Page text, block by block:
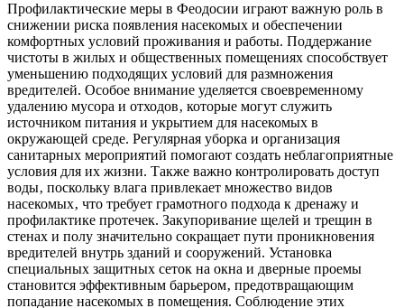
Профилактические меры в Феодосии играют важную роль в
снижении риска появления насекомых и обеспечении
комфортных условий проживания и работы. Поддержание
чистоты в жилых и общественных помещениях способствует
уменьшению подходящих условий для размножения
вредителей. Особое внимание уделяется своевременному
удалению мусора и отходов‚ которые могут служить
источником питания и укрытием для насекомых в
окружающей среде. Регулярная уборка и организация
санитарных мероприятий помогают создать неблагоприятные
условия для их жизни. Также важно контролировать доступ
воды‚ поскольку влага привлекает множество видов
насекомых‚ что требует грамотного подхода к дренажу и
профилактике протечек. Закупоривание щелей и трещин в
стенах и полу значительно сокращает пути проникновения
вредителей внутрь зданий и сооружений. Установка
специальных защитных сеток на окна и дверные проемы
становится эффективным барьером‚ предотвращающим
попадание насекомых в помещения. Соблюдение этих